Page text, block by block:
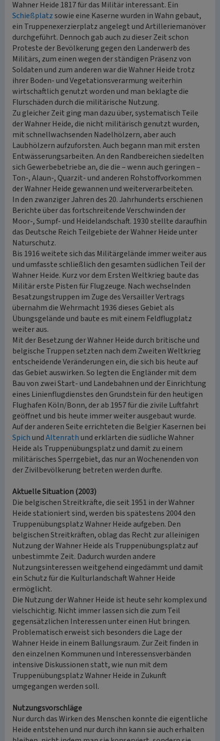
Wahner Heide 1817 für das Militär interessant. Ein
Schießplatzsowie eine Kaserne wurden in Wahn gebaut,
ein Truppenexerzierplatz angelegt und Artilleriemanöver
durchgeführt. Dennoch gab auch zu dieser Zeit schon
Proteste der Bevölkerung gegen den Landerwerb des
Militärs, zum einen wegen der ständigen Präsenz von
Soldaten und zum anderen war die Wahner Heide trotz
ihrer Boden- und Vegetationsverarmung weiterhin
wirtschaftlich genutzt worden und man beklagte die
Flurschäden durch die militärische Nutzung.
Zu gleicher Zeit ging man dazu über, systematisch Teile
der Wahner Heide, die nicht militärisch genutzt wurden,
mit schnellwachsenden Nadelhölzern, aber auch
Laubhölzern aufzuforsten. Auch begann man mit ersten
Entwässerungsarbeiten. An den Randbereichen siedelten
sich Gewerbebetriebe an, die die – wenn auch geringen –
Ton-, Alaun-, Quarzit- und anderen Rohstoffvorkommen
der Wahner Heide gewannen und weiterverarbeiteten.
In den zwanziger Jahren des 20. Jahrhunderts erschienen
Berichte über das fortschreitende Verschwinden der
Moor-, Sumpf- und Heidelandschaft. 1930 stellte daraufhin
das Deutsche Reich Teilgebiete der Wahner Heide unter
Naturschutz.
Bis 1916 weitete sich das Militärgelände immer weiter aus
und umfasste schließlich den gesamten südlichen Teil der
Wahner Heide. Kurz vor dem Ersten Weltkrieg baute das
Militär erste Pisten für Flugzeuge. Nach wechselnden
Besatzungstruppen im Zuge des Versailler Vertrags
übernahm die Wehrmacht 1936 dieses Gebiet als
Übungsgelände und baute es mit einem Feldflugplatz
weiter aus.
Mit der Besetzung der Wahner Heide durch britische und
belgische Truppen setzten nach dem Zweiten Weltkrieg
entscheidende Veränderungen ein, die sich bis heute auf
das Gebiet auswirken. So legten die Engländer mit dem
Bau von zwei Start- und Landebahnen und der Einrichtung
eines Linienflugdienstes den Grundstein für den heutigen
Flughafen Köln/Bonn, der ab 1957 für die zivile Luftfahrt
geöffnet und bis heute immer weiter ausgebaut wurde.
Auf der anderen Seite errichteten die Belgier Kasernen bei
SpichundAltenrathund erklärten die südliche Wahner
Heide als Truppenübungsplatz und damit zu einem
militärisches Sperrgebiet, das nur an Wochenenden von
der Zivilbevölkerung betreten werden durfte.
Aktuelle Situation (2003)
Die belgischen Streitkräfte, die seit 1951 in der Wahner
Heide stationiert sind, werden bis spätestens 2004 den
Truppenübungsplatz Wahner Heide aufgeben. Den
belgischen Streitkräften, oblag das Recht zur alleinigen
Nutzung der Wahner Heide als Truppenübungsplatz auf
unbestimmte Zeit. Dadurch wurden andere
Nutzungsinteressen weitgehend eingedämmt und damit
ein Schutz für die Kulturlandschaft Wahner Heide
ermöglicht.
Die Nutzung der Wahner Heide ist heute sehr komplex und
vielschichtig. Nicht immer lassen sich die zum Teil
gegensätzlichen Interessen unter einen Hut bringen.
Problematisch erweist sich besonders die Lage der
Wahner Heide in einem Ballungsraum. Zur Zeit finden in
den einzelnen Kommunen und Interessensverbänden
intensive Diskussionen statt, wie nun mit dem
Truppenübungsplatz Wahner Heide in Zukunft
umgegangen werden soll.
Nutzungsvorschläge
Nur durch das Wirken des Menschen konnte die eigentliche
Heide entstehen und nur durch ihn kann sie auch erhalten